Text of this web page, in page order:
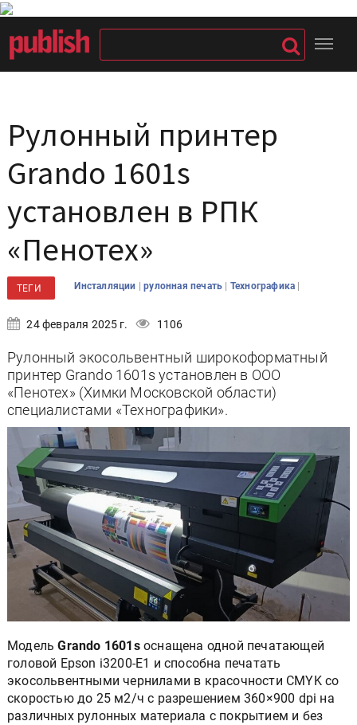
Рулонный принтер
Grando 1601s
установлен в РПК
«Пенотех»
ТЕГИ Инсталляции |рулонная печать | Технографика |
24 февраля 2025 г. 1106
Рулонный экосольвентный широкоформатный
принтер Grando 1601s установлен в ООО
«Пенотех» (Химки Московской области)
специалистами «Технографики».
МодельGrando 1601sоснащена одной печатающей
головой Epson i3200-E1 и способна печатать
экосольвентными чернилами в красочности CMYK со
скоростью до 25 м2/ч с разрешением 360×900 dpi на
различных рулонных материала с покрытием и без